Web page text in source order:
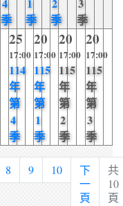
季
季
季
季
25
17:00
114
年
第
4
季
20
17:00
115
年
第
1
季
20
17:00
115
年
第
2
季
20
17:00
115
年
第
3
季
8 9 10
下
一
頁
共
10
頁